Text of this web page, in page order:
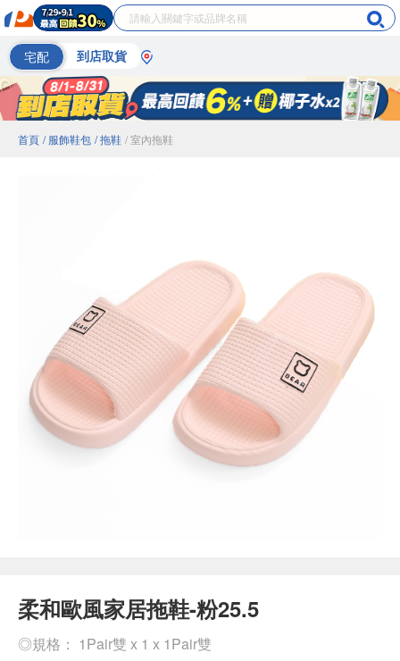
宅配 到店取貨
首頁 / 服飾鞋包 / 拖鞋 / 室內拖鞋
柔和歐風家居拖鞋-粉25.5
◎規格： 1Pair雙 x 1 x 1Pair雙